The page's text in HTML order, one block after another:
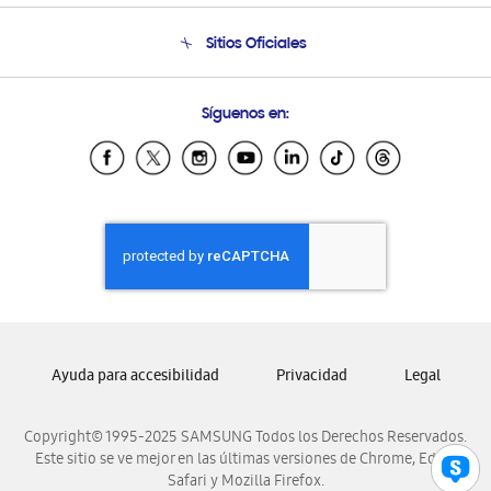
Soporte vía eMail
Sitios Oficiales
Samsung Ecuador
Samsung El Salvador
Samsung Honduras
Samsung Nicaragua
Samsung Panamá
Samsung Venezuela
Síguenos en:
Copyright© 1995-2025 SAMSUNG Todos los Derechos Reservados.
Este sitio se ve mejor en las últimas versiones de Chrome, Edge,
Safari y Mozilla Firefox.
Ayuda para accesibilidad Privacidad Legal